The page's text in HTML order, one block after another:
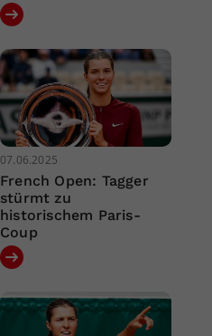
07.06.2025
French Open: Tagger
stürmt zu
historischem Paris-
Coup